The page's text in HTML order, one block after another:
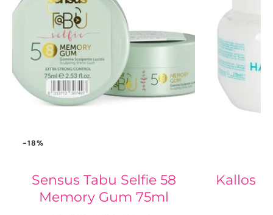
-18%
Sensus Tabu Selfie 58
Memory Gum 75ml
Kallos